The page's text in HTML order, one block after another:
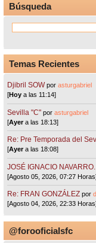
Búsqueda
Temas Recientes
Djibril SOW porasturgabriel
[Hoy a las 11:14]
Sevilla "C"porasturgabriel
[Ayera las 18:13]
Re: Pre Temporada del
[Ayera las 18:08]
JOSÉ IGNACIO
[Agosto 05, 2026, 07:27
Re: FRAN GONZÁLEZ por
[Agosto 04, 2026, 22:33 Horas]
@forooficialsfc